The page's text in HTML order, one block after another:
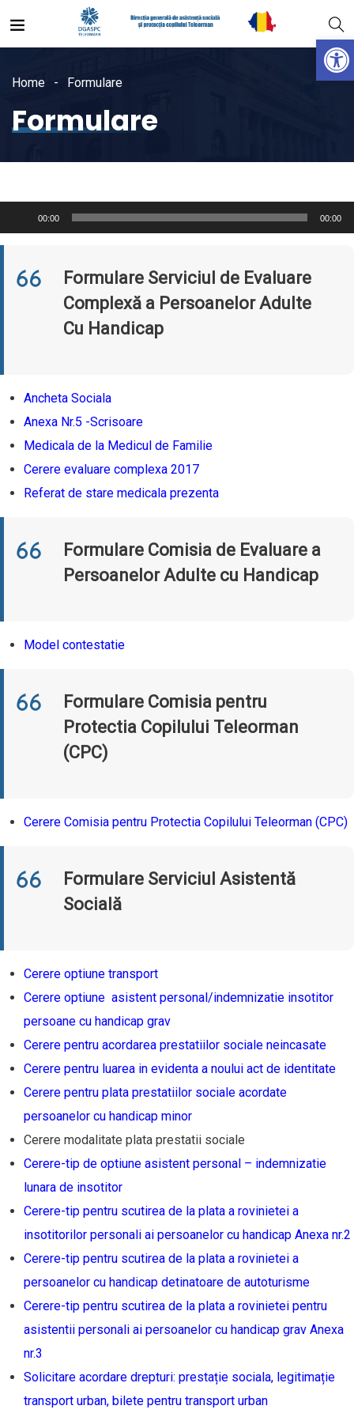
Home Formulare
Formulare
audio
00:00 00:00
Formulare Serviciul de Evaluare
Complexă a Persoanelor Adulte
Cu Handicap
Ancheta Sociala
Anexa Nr.5 -Scrisoare
Medicala de la Medicul de Familie
Cerere evaluare complexa 2017
Referat de stare medicala prezenta
Formulare Comisia de Evaluare a
Persoanelor Adulte cu Handicap
Model contestatie
Formulare Comisia pentru
Protectia Copilului Teleorman
(CPC)
Cerere Comisia pentru Protectia Copilului Teleorman (CPC)
Formulare Serviciul Asistentă
Socială
Cerere optiune transport
Cerere optiune asistent personal/indemnizatie insotitor
persoane cu handicap grav
Cerere pentru acordarea prestatiilor sociale neincasate
Cerere pentru luarea in evidenta a noului act de identitate
Cerere pentru plata prestatiilor sociale acordate
persoanelor cu handicap minor
Cerere modalitate plata prestatii sociale
Cerere-tip de optiune asistent personal – indemnizatie
lunara de insotitor
Cerere-tip pentru scutirea de la plata a rovinietei a
insotitorilor personali ai persoanelor cu handicap Anexa nr.2
Cerere-tip pentru scutirea de la plata a rovinietei a
persoanelor cu handicap detinatoare de autoturisme
Cerere-tip pentru scutirea de la plata a rovinietei pentru
asistentii personali ai persoanelor cu handicap grav Anexa
nr.3
Solicitare acordare drepturi: prestație sociala, legitimație
transport urban, bilete pentru transport urban